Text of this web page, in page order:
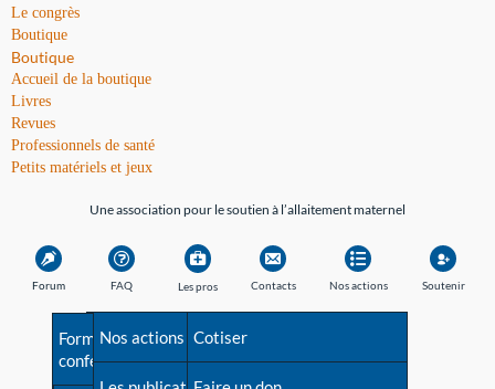
Le congrès
Boutique
Boutique
Accueil de la boutique
Livres
Revues
Professionnels de santé
Petits matériels et jeux
Une association pour le soutien à l’allaitement maternel
Forum FAQ
Avant la naissance
Les pros
Formations et
conférences
Contacts
Besoin d'aide?
Nos actions
Nos actions
Soutenir
Cotiser